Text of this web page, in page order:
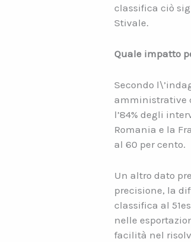
classifica ciò
Stivale.
Quale impatto
Secondo
amministrative
l’84% degli
Romania e la
al 60 per cento.
Un altro dato
precisione, la
classifica al
nelle
facilità nel